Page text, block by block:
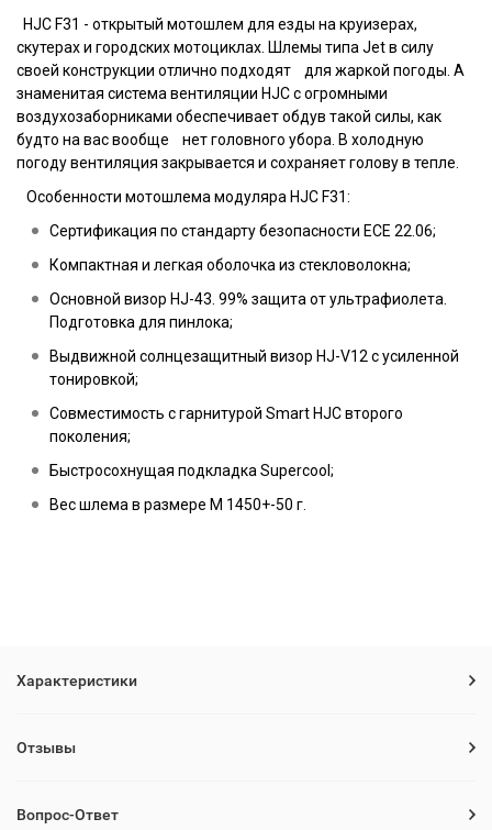
HJC F31 - открытый мотошлем для езды на круизерах,
скутерах и городских мотоциклах. Шлемы типа Jet в силу
своей конструкции отлично подходят для жаркой погоды. А
знаменитая система вентиляции HJC с огромными
воздухозаборниками обеспечивает обдув такой силы, как
будто на вас вообще нет головного убора. В холодную
погоду вентиляция закрывается и сохраняет голову в тепле.
Особенности мотошлема модуляра HJC F31:
Сертификация по стандарту безопасности ECE 22.06;
Компактная и легкая оболочка из стекловолокна;
Основной визор HJ-43. 99% защита от ультрафиолета.
Подготовка для пинлока;
Выдвижной солнцезащитный визор HJ-V12 с усиленной
тонировкой;
Совместимость с гарнитурой Smart HJC второго
поколения;
Быстросохнущая подкладка Supercool;
Вес шлема в размере M 1450+-50 г.
Характеристики
Отзывы
Вопрос-Ответ